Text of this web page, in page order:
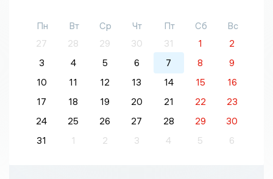
Пн Вт Ср Чт Пт Сб
Вс
27
28 29 30 31 1
2
3
4 5 6 7 8
9
10
11 12 13 14 15
16
17
18 19 20 21 22
23
24
25 26 27 28 29
30
31
1 2 3 4 5 6